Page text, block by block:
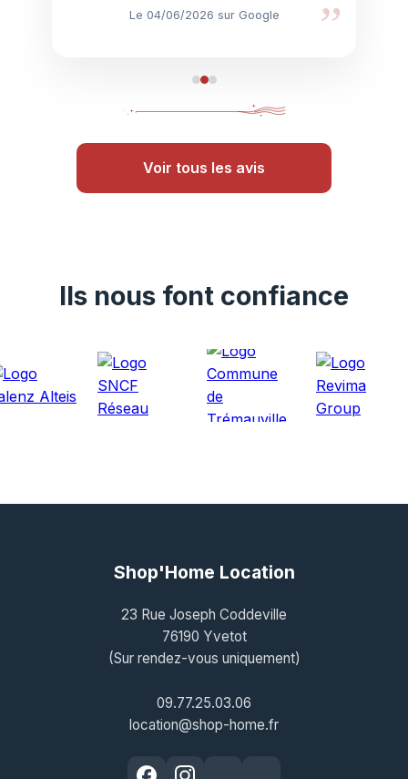
”
Le 04/06/2026 sur Google
Voir tous les avis
Ils nous font confiance
Shop'Home Location
23 Rue Joseph Coddeville
76190 Yvetot
(Sur rendez-vous uniquement)
09.77.25.03.06
location@shop-home.fr